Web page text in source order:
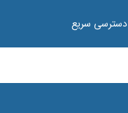
دسترسی سریع